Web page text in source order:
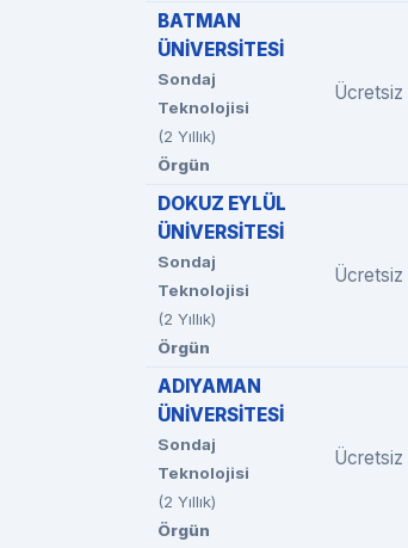
BATMAN
ÜNİVERSİTESİ
Sondaj
Teknolojisi
(2 Yıllık)
Örgün
Ücretsiz
DOKUZ EYLÜL
ÜNİVERSİTESİ
Sondaj
Teknolojisi
(2 Yıllık)
Örgün
Ücretsiz
ADIYAMAN
ÜNİVERSİTESİ
Sondaj
Teknolojisi
(2 Yıllık)
Örgün
Ücretsiz